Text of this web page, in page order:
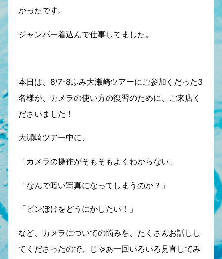
かったです。
ジャンパー着込んで仕事してました。
本日は、8/7-8ふみ大瀬崎ツアーにご参加くだった3
名様が、カメラの使い方の復習のために、ご来店く
ださいました！
大瀬崎ツアー中に、
「カメラの操作がそもそもよくわからない」
「なんで暗い写真になってしまうのか？」
「ピンぼけをどうにかしたい！」
など、カメラについての悩みを、たくさんお話しし
てくださったので、じゃあ一回いろいろ見直してみ